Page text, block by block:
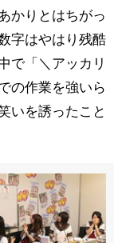
かりとはちがっ
字はやはり残酷
で「＼アッカリ
の作業を強いら
いを誘ったこと